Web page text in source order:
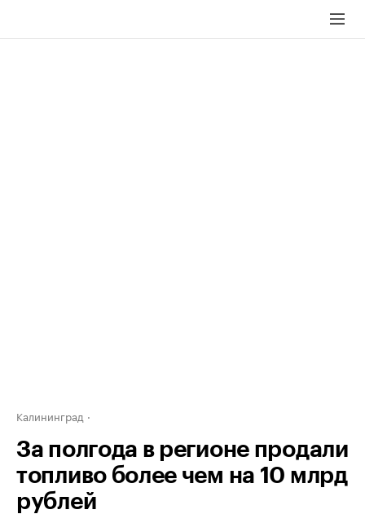
Калининград
За полгода в регионе продали
топливо более чем на 10 млрд
рублей